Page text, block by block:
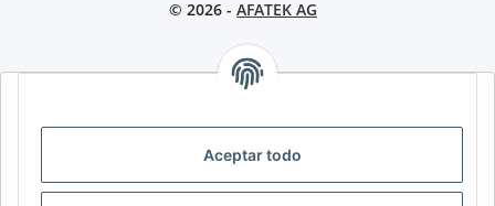
Aceptar todo
© 2026 - AFATEK AG
SELECT REGION & LANGUAGE | CHOISIR LA RÉGION ET LA
DE AT CH (DE) CH (FR)